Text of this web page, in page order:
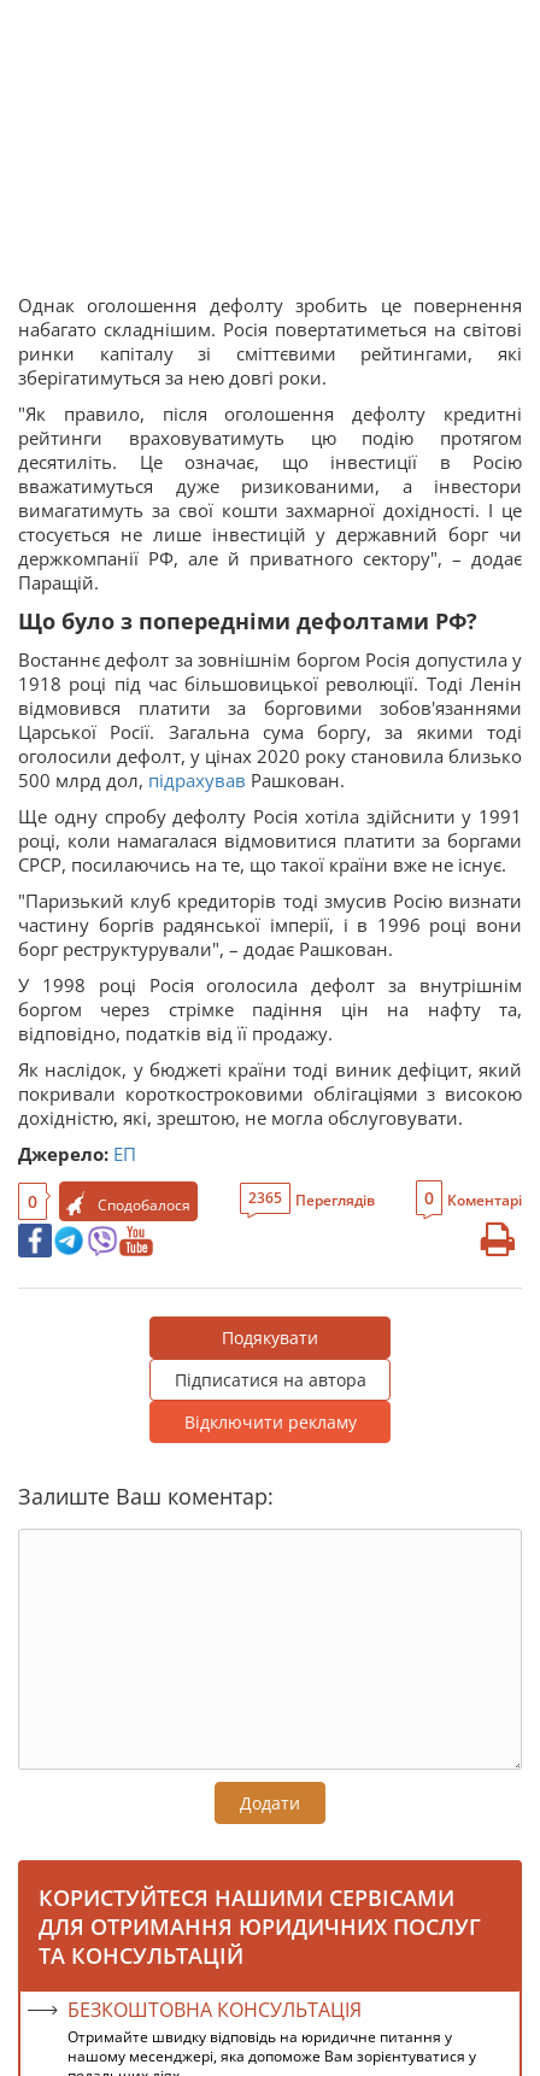
Однак оголошення дефолту зробить це повернення
набагато складнішим. Росія повертатиметься на світові
ринки капіталу зі сміттєвими рейтингами, які
зберігатимуться за нею довгі роки.
"Як правило, після оголошення дефолту кредитні
рейтинги враховуватимуть цю подію протягом
десятиліть. Це означає, що інвестиції в Росію
вважатимуться дуже ризикованими, а інвестори
вимагатимуть за свої кошти захмарної дохідності. І це
стосується не лише інвестицій у державний борг чи
держкомпанії РФ, але й приватного сектору", – додає
Паращій.
Що було з попередніми дефолтами РФ?
Востаннє дефолт за зовнішнім боргом Росія допустила у
1918 році під час більшовицької революції. Тоді Ленін
відмовився платити за борговими зобов'язаннями
Царської Росії. Загальна сума боргу, за якими тоді
оголосили дефолт, у цінах 2020 року становила близько
500 млрд дол, підрахував Рашкован.
Ще одну спробу дефолту Росія хотіла здійснити у 1991
році, коли намагалася відмовитися платити за боргами
СРСР, посилаючись на те, що такої країни вже не існує.
"Паризький клуб кредиторів тоді змусив Росію визнати
частину боргів радянської імперії, і в 1996 році вони
борг реструктурували", – додає Рашкован.
У 1998 році Росія оголосила дефолт за внутрішнім
боргом через стрімке падіння цін на нафту та,
відповідно, податків від її продажу.
Як наслідок, у бюджеті країни тоді виник дефіцит, який
покривали короткостроковими облігаціями з високою
дохідністю, які, зрештою, не могла обслуговувати.
Джерело: ЕП
0 Сподобалося 2365 Переглядів 0 Коментарі
Подякувати
Підписатися на автора
Відключити рекламу
Залиште Ваш коментар:
Додати
КОРИСТУЙТЕСЯ НАШИМИ СЕРВІСАМИ
ДЛЯ ОТРИМАННЯ ЮРИДИЧНИХ ПОСЛУГ
ТА КОНСУЛЬТАЦІЙ
БЕЗКОШТОВНА КОНСУЛЬТАЦІЯ
Отримайте швидку відповідь на юридичне питання у
нашому месенджері, яка допоможе Вам зорієнтуватися у